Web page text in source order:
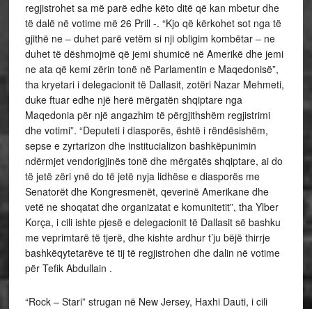
regjistrohet sa më parë edhe këto ditë që kan mbetur dhe
të dalë në votime më 26 Prill -. “Kjo që kërkohet sot nga të
gjithë ne – duhet parë vetëm si nji obligim kombëtar – ne
duhet të dëshmojmë që jemi shumicë në Amerikë dhe jemi
ne ata që kemi zërin tonë në Parlamentin e Maqedonisë”,
tha kryetari i delegacionit të Dallasit, zotëri Nazar Mehmeti,
duke ftuar edhe një herë mërgatën shqiptare nga
Maqedonia për një angazhim të përgjithshëm regjistrimi
dhe votimi”. “Deputeti i diasporës, është i rëndësishëm,
sepse e zyrtarizon dhe institucializon bashkëpunimin
ndërmjet vendorigjinës tonë dhe mërgatës shqiptare, ai do
të jetë zëri ynë do të jetë nyja lidhëse e diasporës me
Senatorët dhe Kongresmenët, qeverinë Amerikane dhe
vetë ne shoqatat dhe organizatat e komunitetit”, tha Ylber
Korça, i cili ishte pjesë e delegacionit të Dallasit së bashku
me veprimtarë të tjerë, dhe kishte ardhur t’ju bëjë thirrje
bashkëqytetarëve të tij të regjistrohen dhe dalin në votime
për Tefik Abdullain .
“Rock – Stari” strugan në New Jersey, Haxhi Dauti, i cili